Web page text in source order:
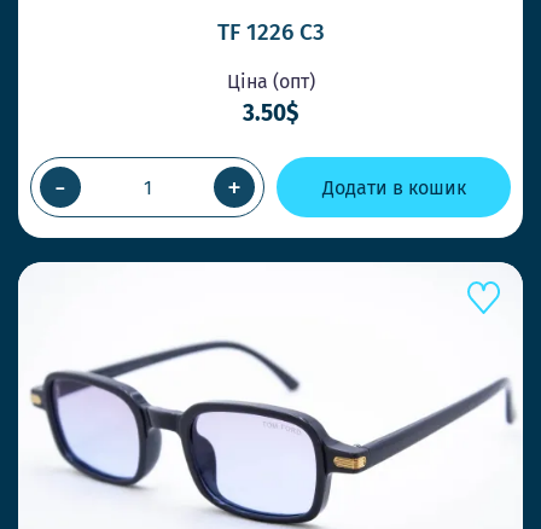
TF 1226 C3
Ціна (опт)
3.50$
- + Додати в кошик